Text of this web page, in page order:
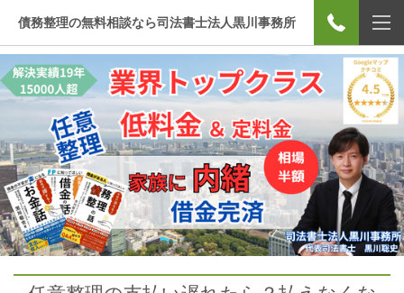
債務整理の無料相談なら司法書士法人黒川事務所